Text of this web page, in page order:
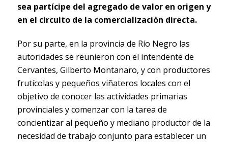
sea partícipe del agregado de valor en origen y
en el circuito de la comercialización directa.
Por su parte, en la provincia de Río Negro las
autoridades se reunieron con el intendente de
Cervantes, Gilberto Montanaro, y con productores
frutícolas y pequeños viñateros locales con el
objetivo de conocer las actividades primarias
provinciales y comenzar con la tarea de
concientizar al pequeño y mediano productor de la
necesidad de trabajo conjunto para establecer un